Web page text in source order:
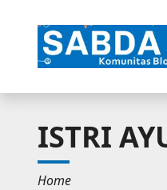
ISTRI
Home